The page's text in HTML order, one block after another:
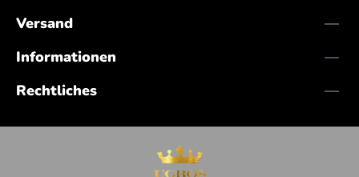
Versand
Informationen
Rechtliches